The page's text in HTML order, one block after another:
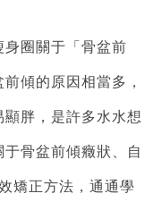
圈關于「骨盆前
傾的原因相當多，
胖，是許多水水想
骨盆前傾癥狀、自
矯正方法，通通學